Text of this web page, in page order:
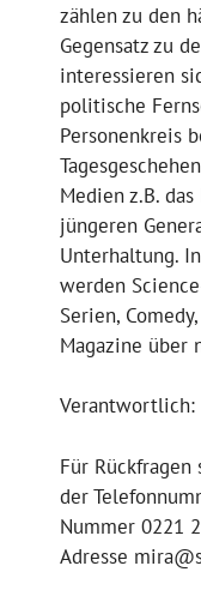
zählen zu den
Gegensatz zu
interessieren
politische
Personenkreis
Medien z.B.
jüngeren
Unterhaltung.
werden
Serien,
Magazine über
Verantwortlich:
Für
der
Nummer 0221
Adresse